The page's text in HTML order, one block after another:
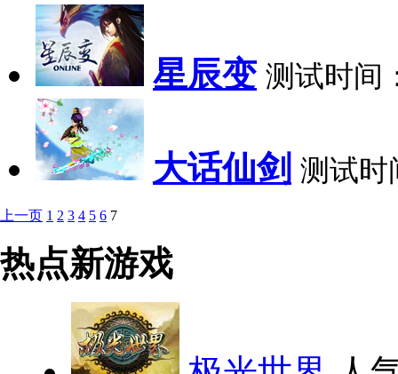
星辰变 测试时间
大话仙剑 测试时
上一页 1 2 3 4 5 6 7
热点新游戏